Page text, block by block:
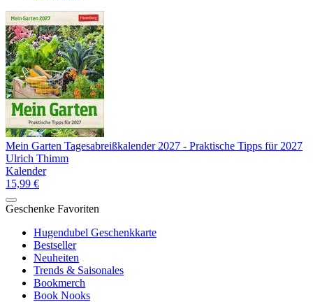
Mein Garten Tagesabreißkalender 2027 - Praktische Tipps für 2027
Ulrich Thimm
Kalender
15,99 €
Geschenke Favoriten
Hugendubel Geschenkkarte
Bestseller
Neuheiten
Trends & Saisonales
Bookmerch
Book Nooks